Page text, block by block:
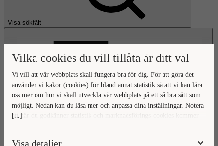
Vilka cookies du vill tillåta är ditt val
[...]
Vi vill att vår webbplats skall fungera bra för dig. För att göra det
använder vi kakor (cookies) för bland annat statistik så att vi kan lära
oss mer om hur vi skall utveckla vår webbplats på ett så bra sätt som
möjligt. Nedan kan du läsa mer och anpassa dina inställningar. Notera
att när du godkänner statistik och marknadsförings-cookies kommer
Visa detaljer
Visa sökfält
Gå till startsidan